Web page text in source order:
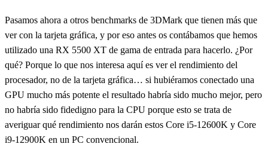
Pasamos ahora a otros benchmarks de 3DMark que tienen más que
ver con la tarjeta gráfica, y por eso antes os contábamos que hemos
utilizado una RX 5500 XT de gama de entrada para hacerlo. ¿Por
qué? Porque lo que nos interesa aquí es ver el rendimiento del
procesador, no de la tarjeta gráfica… si hubiéramos conectado una
GPU mucho más potente el resultado habría sido mucho mejor, pero
no habría sido fidedigno para la CPU porque esto se trata de
averiguar qué rendimiento nos darán estos Core i5-12600K y Core
i9-12900K en un PC convencional.